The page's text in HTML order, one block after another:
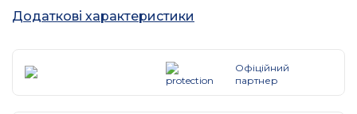
потоками (3T3R2SS) на частоті 5 ГГц.
Сумарна діаграма спрямованості антен у цих
однаково добре працювати як у настільному, так і в
Додаткові характеристики
Офіційний
партнер